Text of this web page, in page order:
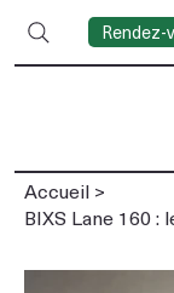
Accueil >
BIXS Lane 160 :